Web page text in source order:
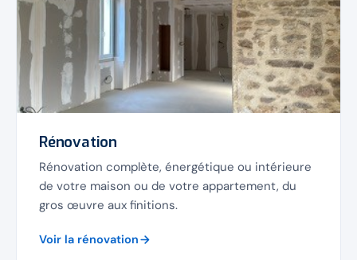
Rénovation
Rénovation complète, énergétique ou intérieure
de votre maison ou de votre appartement, du
gros œuvre aux finitions.
Voir la rénovation